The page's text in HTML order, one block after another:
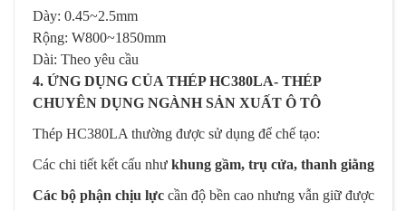
Dày: 0.45~2.5mm
Rộng: W800~1850mm
Dài: Theo yêu cầu
4. ỨNG DỤNG CỦA THÉP HC380LA- THÉP
CHUYÊN DỤNG NGÀNH SẢN XUẤT Ô TÔ
Thép HC380LA thường được sử dụng để chế tạo:
Các chi tiết kết cấu như khung gầm, trụ cửa, thanh giằng
Các bộ phận chịu lực cần độ bền cao nhưng vẫn giữ được